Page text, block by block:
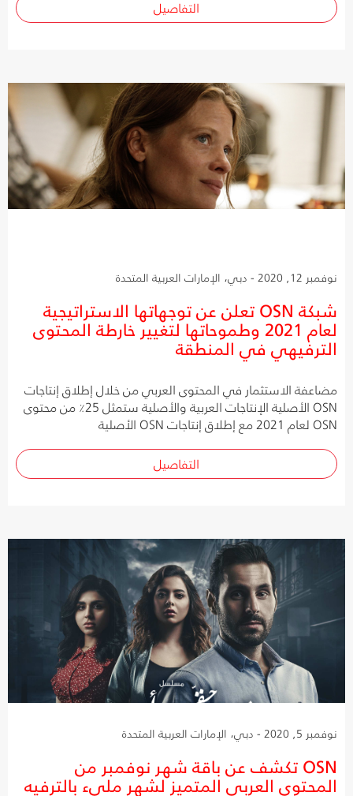
التفاصيل
نوفمبر 12, 2020 - دبي، الإمارات العربية المتحدة
شبكة OSN تعلن عن توجهاتها الاستراتيجية
لعام 2021 وطموحاتها لتغيير خارطة المحتوى
الترفيهي في المنطقة
مضاعفة الاستثمار في المحتوى العربي من خلال إطلاق إنتاجات
OSN الأصلية الإنتاجات العربية والأصلية ستمثل 25٪ من محتوى
OSN لعام 2021 مع إطلاق إنتاجات OSN الأصلية
التفاصيل
نوفمبر 5, 2020 - دبي، الإمارات العربية المتحدة
OSN تكشف عن باقة شهر نوفمبر من
المحتوى العربي المتميز لشهر مليء بالترفيه